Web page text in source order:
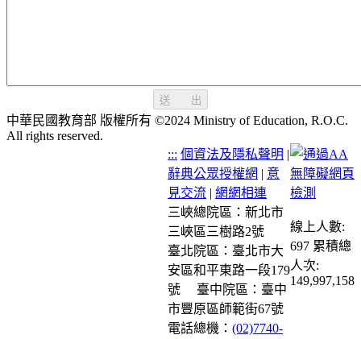
送 出
中華民國教育部 版權所有 ©2024 Ministry of Education, R.O.C.
All rights reserved.
::: 個資法及隱私聲明 |
辭典公眾授權網 | 意
見交流 | 網網相連
三峽總院區：新北市
三峽區三樹路2號
臺北院區：臺北市大
安區和平東路一段179
號
臺中院區：臺中
市豐原區師範街67號
電話總機： (02)7740-
線上人數:
697 累積總
人次:
149,997,158